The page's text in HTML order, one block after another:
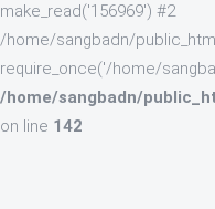
make_read('156969') #2
/home/sangbadn/
require_once('/home/
/home/sangbadn/
on line 142